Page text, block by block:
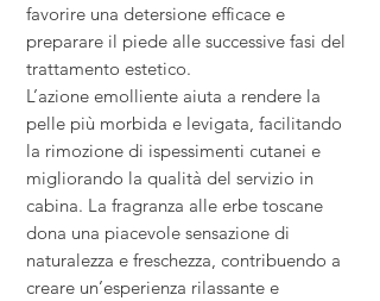
favorire una detersione efficace e
preparare il piede alle successive fasi del
trattamento estetico.
L’azione emolliente aiuta a rendere la
pelle più morbida e levigata, facilitando
la rimozione di ispessimenti cutanei e
migliorando la qualità del servizio in
cabina. La fragranza alle erbe toscane
dona una piacevole sensazione di
naturalezza e freschezza, contribuendo a
creare un’esperienza rilassante e